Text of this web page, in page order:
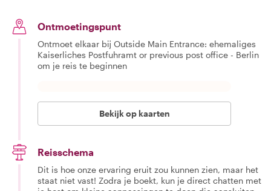
Ontmoetingspunt
Ontmoet elkaar bij Outside Main Entrance: ehemaliges
Kaiserliches Postfuhramt or previous post office - Berlin
om je reis te beginnen
Bekijk op kaarten
Reisschema
Dit is hoe onze ervaring eruit zou kunnen zien, maar het
staat niet vast! Zodra je boekt, kun je direct chatten met